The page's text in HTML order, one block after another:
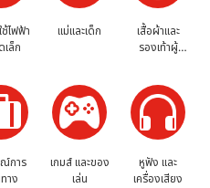
ช้ไฟฟ้า
เล็ก
แม่และเด็ก
เสื้อผ้าและ
รองเท้าผู้
การ
าง
เกมส์ และของ
เล่น
หูฟัง และ
เครื่องเสียง